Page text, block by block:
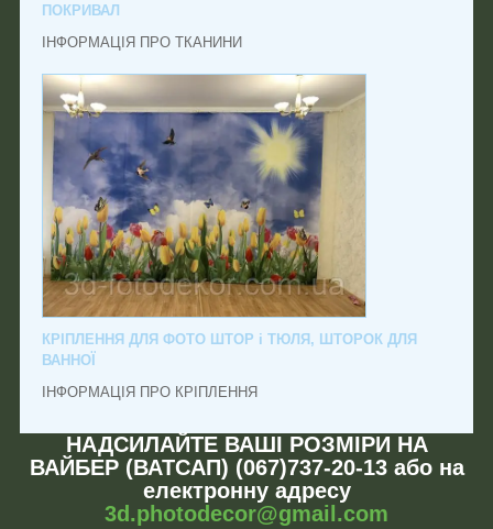
ПОКРИВАЛ
ІНФОРМАЦІЯ ПРО ТКАНИНИ
КРІПЛЕННЯ ДЛЯ ФОТО ШТОР і ТЮЛЯ, ШТОРОК ДЛЯ
ВАННОЇ
ІНФОРМАЦІЯ ПРО КРІПЛЕННЯ
НАДСИЛАЙТЕ ВАШІ РОЗМІРИ НА
ВАЙБЕР (ВАТСАП) (067)737-20-13 або на
електронну адресу
3d.photodecor@gmail.com